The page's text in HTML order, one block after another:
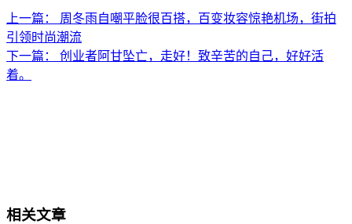
上一篇：
周冬雨自嘲平脸很百搭，百变妆容惊艳机场，街拍
引领时尚潮流
下一篇：
创业者阿甘坠亡，走好！致辛苦的自己，好好活
着。
相关文章